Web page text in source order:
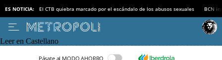
ES NOTICIA: El CTB quiebra marcado por el escándalo de los abusos sexuales BCN
Leer en Castellano
Pásate al MODO AHORRO